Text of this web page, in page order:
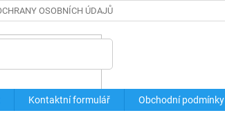
OSOBNÍCH ÚDAJŮ
Kontaktní formulář Obchodní podmínky